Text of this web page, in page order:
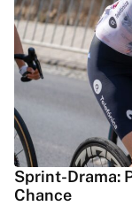
Sprint-Drama:
Chance